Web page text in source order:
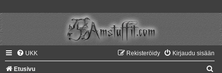
UKK Kirjaudu sisään
Rekisteröidy
Etusivu